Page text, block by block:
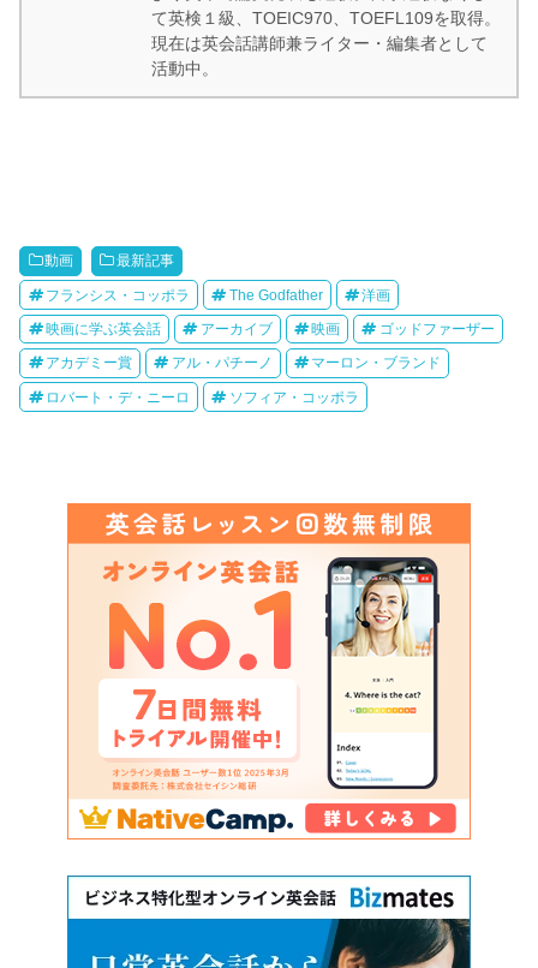
て英検１級、TOEIC970、TOEFL109を取得。
現在は英会話講師兼ライター・編集者として
活動中。
動画 最新記事
フランシス・コッポラ The Godfather 洋画
映画に学ぶ英会話 アーカイブ 映画 ゴッドファーザー
アカデミー賞 アル・パチーノ マーロン・ブランド
ロバート・デ・ニーロ ソフィア・コッポラ